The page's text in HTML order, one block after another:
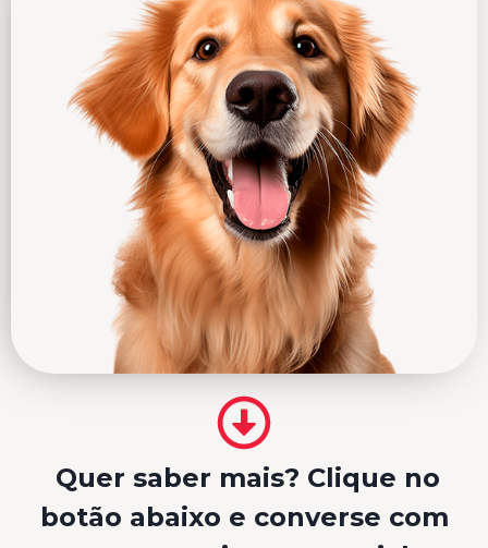
Quer saber mais? Clique no
botão abaixo e converse com